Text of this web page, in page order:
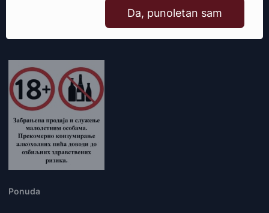
Ponuda
Da, punoletan sam